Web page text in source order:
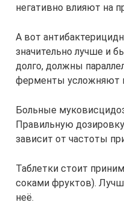
негативно влияют на
А вот
значительно лучше и
долго, должны
ферменты усложняют
Больные
Правильную
зависит от частоты
Таблетки стоит
соками фруктов).
неё.